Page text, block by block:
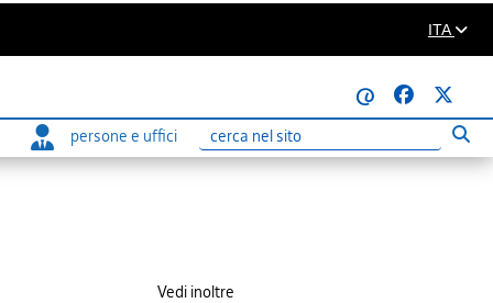
ITA
@
persone e uffici
Ricerca
Vedi inoltre